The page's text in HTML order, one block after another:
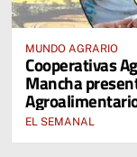
MUNDO AGRARIO
Cooperativas
Mancha
EL SEMANAL